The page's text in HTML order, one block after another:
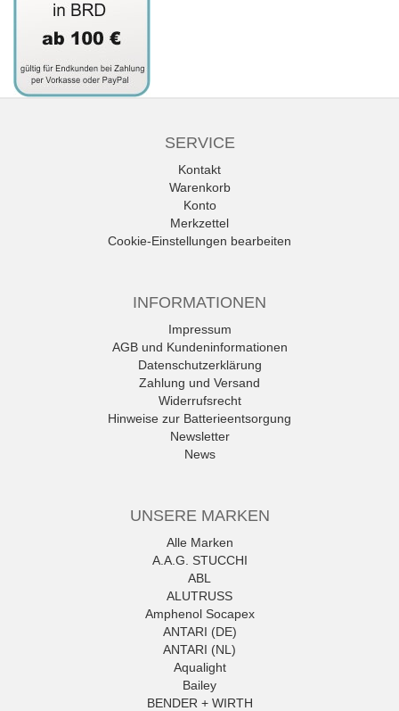
SERVICE
Kontakt
Warenkorb
Konto
Merkzettel
Cookie-Einstellungen bearbeiten
INFORMATIONEN
Impressum
AGB und Kundeninformationen
Datenschutzerklärung
Zahlung und Versand
Widerrufsrecht
Hinweise zur Batterieentsorgung
Newsletter
News
UNSERE MARKEN
Alle Marken
A.A.G. STUCCHI
ABL
ALUTRUSS
Amphenol Socapex
ANTARI (DE)
ANTARI (NL)
Aqualight
Bailey
BENDER + WIRTH